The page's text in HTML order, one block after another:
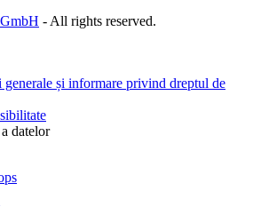
- All rights reserved.
și informare privind dreptul de
datelor